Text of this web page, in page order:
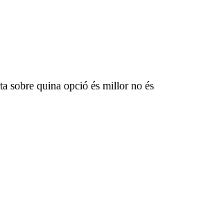
sobre quina opció és millor no és